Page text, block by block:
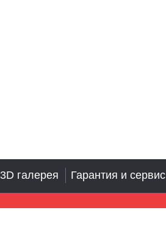
3D галерея Гарантия и сервис